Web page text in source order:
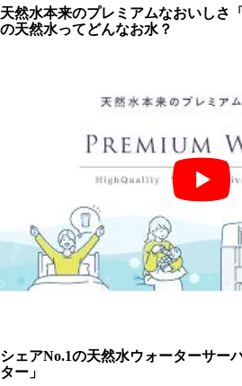
天然水本来のプレミアムなおいしさ
の天然水ってどんなお水？
シェアNo.1の天然水ウォーターサー
ター」